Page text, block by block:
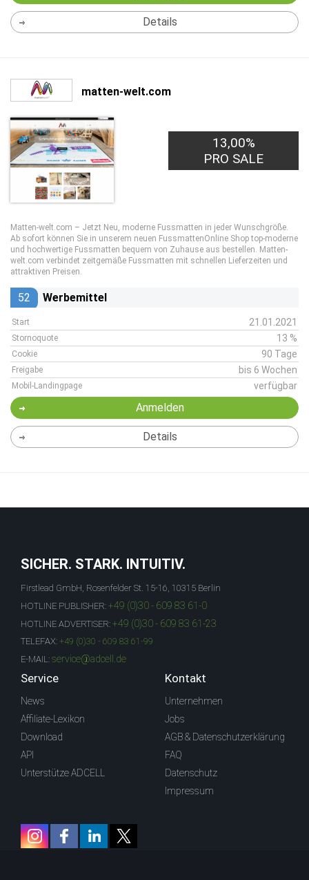
Details
matten-welt.com
13,00%
PRO SALE
Matten-welt.com – Jetzt Neu, moderne Fussmatten in jeder Wunschgröße.
Ab sofort können Sie in unserem neuen FussmattenOnline Shop top-moderne
und hochwertige Fussmatten bequem von Zuhause aus bestellen. Matten-
welt.com verbindet zeitgemäße Fussmatten mit schnellen Lieferzeiten und
attraktiven Preisen.
52 Werbemittel
Start 21.01.2021
Stornoquote 13 %
Cookie 90 Tage
Freigabe bis 6 Wochen
Mobil-Landingpage verfügbar
Anmelden
Details
SICHER. STARK. INTUITIV.
Firstlead GmbH, Rosenfelder St. 15-16, 10315 Berlin
HOTLINE PUBLISHER: +49 (0)30 - 609 83 61-0
HOTLINE ADVERTISER: +49 (0)30 - 609 83 61-23
TELEFAX: +49 (0)30 - 609 83 61-99
E-MAIL: service@adcell.de
Service
News
Affiliate-Lexikon
Download
API
Unterstütze ADCELL
Kontakt
Unternehmen
Jobs
AGB & Datenschutzerklärung
FAQ
Datenschutz
Impressum